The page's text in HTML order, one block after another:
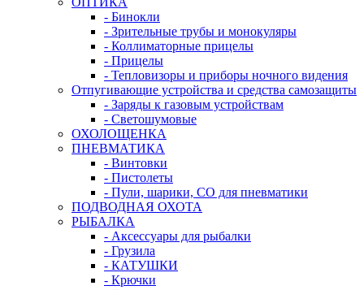
- Бинокли
- Зрительные трубы и монокуляры
- Коллиматорные прицелы
- Прицелы
- Тепловизоры и приборы ночного видения
Отпугивающие устройства и средства самозащиты
- Заряды к газовым устройствам
- Светошумовые
ОХОЛОЩЕНКА
ПНЕВМАТИКА
- Винтовки
- Пистолеты
- Пули, шарики, СО для пневматики
ПОДВОДНАЯ ОХОТА
РЫБАЛКА
- Аксессуары для рыбалки
- Грузила
- КАТУШКИ
- Крючки